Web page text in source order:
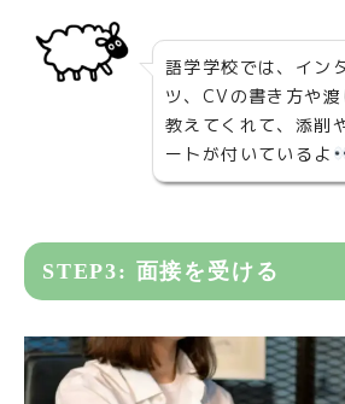
語学学校では、イン
ツ、CVの書き方や
教えてくれて、添削
ートが付いているよ
STEP3: 面接を受ける